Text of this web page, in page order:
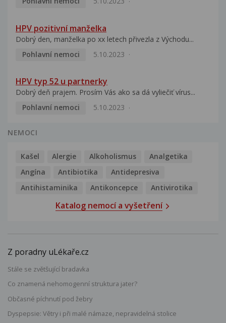
HPV pozitivní manželka
Dobrý den, manželka po xx letech přivezla z Východu...
Pohlavní nemoci
5.10.2023
HPV typ 52 u partnerky
Dobrý deň prajem. Prosím Vás ako sa dá vyliečiť vírus...
Pohlavní nemoci
5.10.2023
NEMOCI
Kašel Alergie Alkoholismus
Analgetika
Angína
Antibiotika
Antidepresiva
Antihistaminika
Antikoncepce Antivirotika
Katalog nemocí a vyšetření
Z poradny uLékaře.cz
Stále se zvětšující bradavka
Co znamená nehomogenní struktura jater?
Občasné píchnutí pod žebry
Dyspepsie: Větry i při malé námaze, nepravidelná stolice